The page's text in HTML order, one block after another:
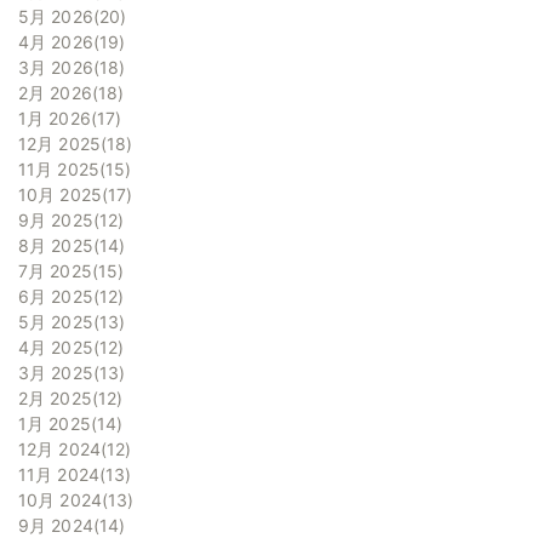
5月 2026 20
4月 2026 19
3月 2026 18
2月 2026 18
1月 2026 17
12月 2025 18
11月 2025 15
10月 2025 17
9月 2025 12
8月 2025 14
7月 2025 15
6月 2025 12
5月 2025 13
4月 2025 12
3月 2025 13
2月 2025 12
1月 2025 14
12月 2024 12
11月 2024 13
10月 2024 13
9月 2024 14